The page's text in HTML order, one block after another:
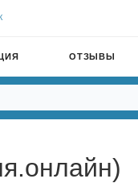
ОТЗЫВЫ